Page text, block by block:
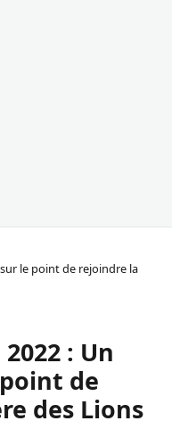
le point de rejoindre la
: Un
de
des Lions